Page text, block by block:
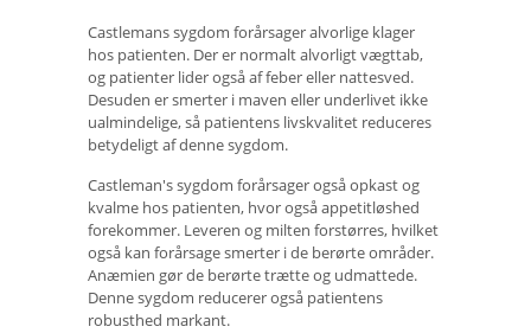
Castlemans sygdom forårsager alvorlige klager
hos patienten. Der er normalt alvorligt vægttab,
og patienter lider også af feber eller nattesved.
Desuden er smerter i maven eller underlivet ikke
ualmindelige, så patientens livskvalitet reduceres
betydeligt af denne sygdom.
Castleman's sygdom forårsager også opkast og
kvalme hos patienten, hvor også appetitløshed
forekommer. Leveren og milten forstørres, hvilket
også kan forårsage smerter i de berørte områder.
Anæmien gør de berørte trætte og udmattede.
Denne sygdom reducerer også patientens
robusthed markant.